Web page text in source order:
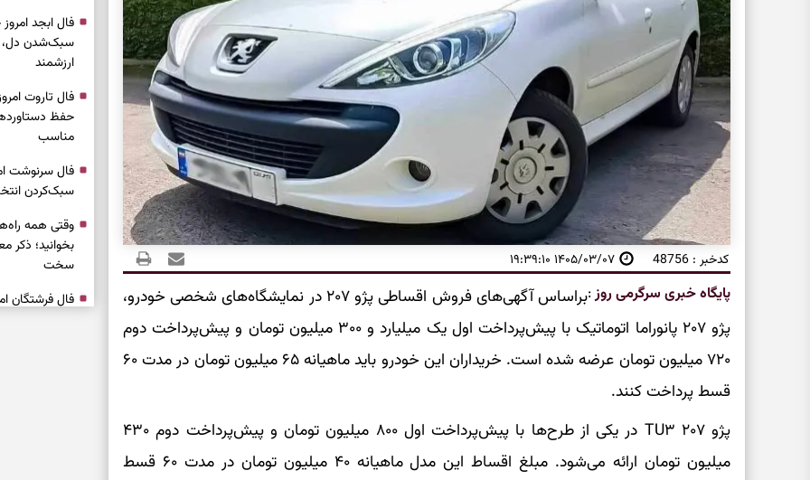
کدخبر : 48756 ۱۴۰۵/۰۳/۰۷ ۱۹:۳۹:۱۰
پایگاه خبری سرگرمی روز:
براساس آگهی‌های فروش اقساطی پژو ۲۰۷ در نمایشگاه‌های شخصی خودرو،
پژو ۲۰۷ پانوراما اتوماتیک با پیش‌پرداخت اول یک میلیارد و ۳۰۰ میلیون تومان و پیش‌پرداخت دوم
۷۲۰ میلیون تومان عرضه شده است. خریداران این خودرو باید ماهیانه ۶۵ میلیون تومان در مدت ۶۰
قسط پرداخت کنند.
پژو ۲۰۷ TU۳ در یکی از طرح‌ها با پیش‌پرداخت اول ۸۰۰ میلیون تومان و پیش‌پرداخت دوم ۴۳۰
میلیون تومان ارائه می‌شود. مبلغ اقساط این مدل ماهیانه ۴۰ میلیون تومان در مدت ۶۰ قسط
سبک‌شدن دل،
ارزشمند
حفظ
مناسب
سبک‌کردن
وقتی همه
بخوانید؛ ذکر
سخت